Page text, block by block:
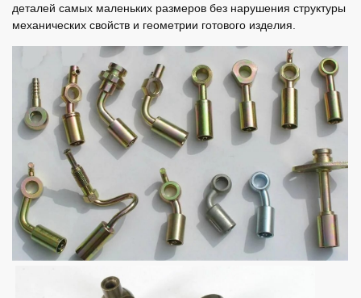
деталей самых маленьких размеров без нарушения структуры
механических свойств и геометрии готового изделия.